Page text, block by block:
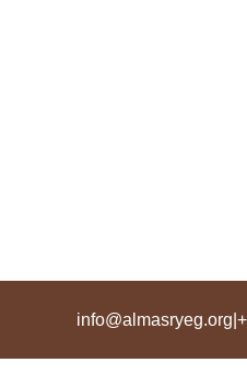
info@almasryeg.org